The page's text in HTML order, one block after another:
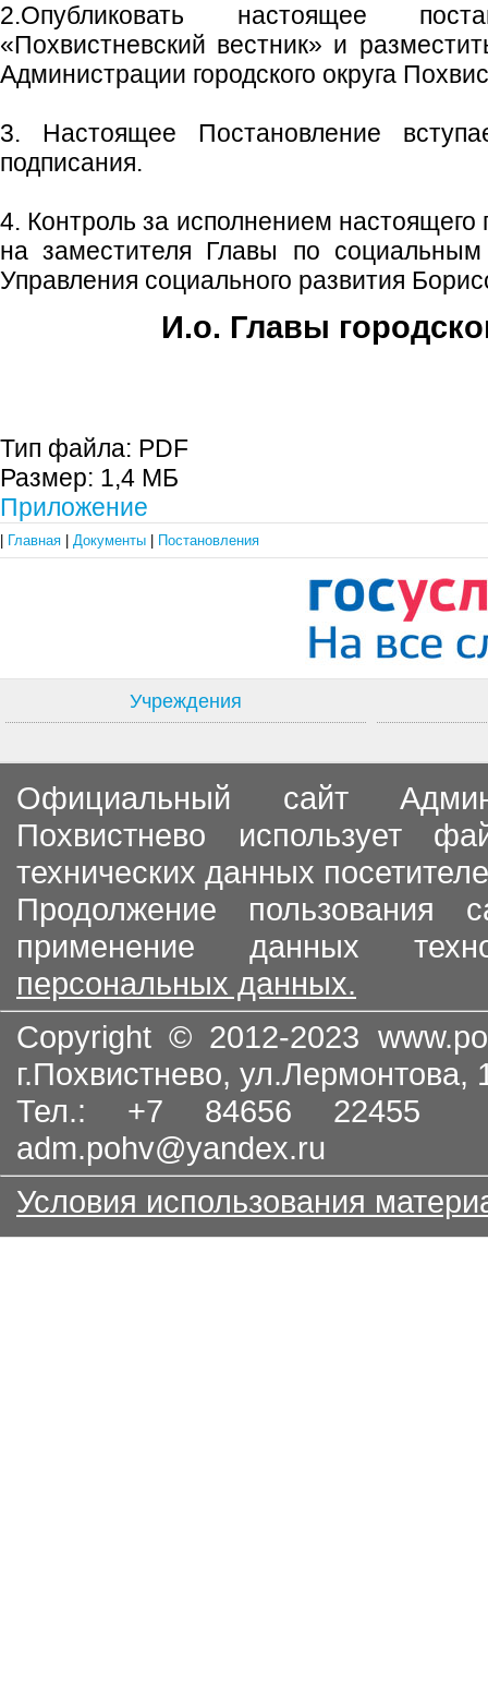
2.Опубликовать настоящее
«Похвистневский вестник» и
Администрации городского округа
3. Настоящее Постановление
подписания.
4. Контроль за исполнением настоящего
на заместителя Главы по социальным
Управления социального развития
И.о. Главы
Тип файла: PDF
Размер: 1,4 МБ
Приложение
Главная Документы Постановления
Учреждения
Официальный сайт
Похвистнево использует
технических данных
Продолжение пользования
применение данных
персональных данных.
Copyright © 2012-2023
г.Похвистнево, ул.Лермонтова,
Тел.: +7 84656
adm.pohv@yandex.ru
Условия использования